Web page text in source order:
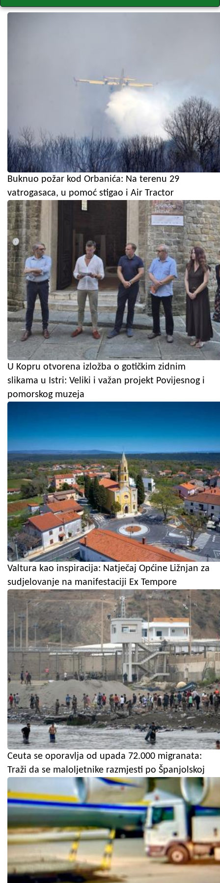
Buknuo požar kod Orbanića: Na terenu 29
vatrogasaca, u pomoć stigao i Air Tractor
U Kopru otvorena izložba o gotičkim zidnim
slikama u Istri: Veliki i važan projekt Povijesnog i
pomorskog muzeja
Valtura kao inspiracija: Natječaj Općine Ližnjan za
sudjelovanje na manifestaciji Ex Tempore
Ceuta se oporavlja od upada 72.000 migranata:
Traži da se maloljetnike razmjesti po Španjolskoj